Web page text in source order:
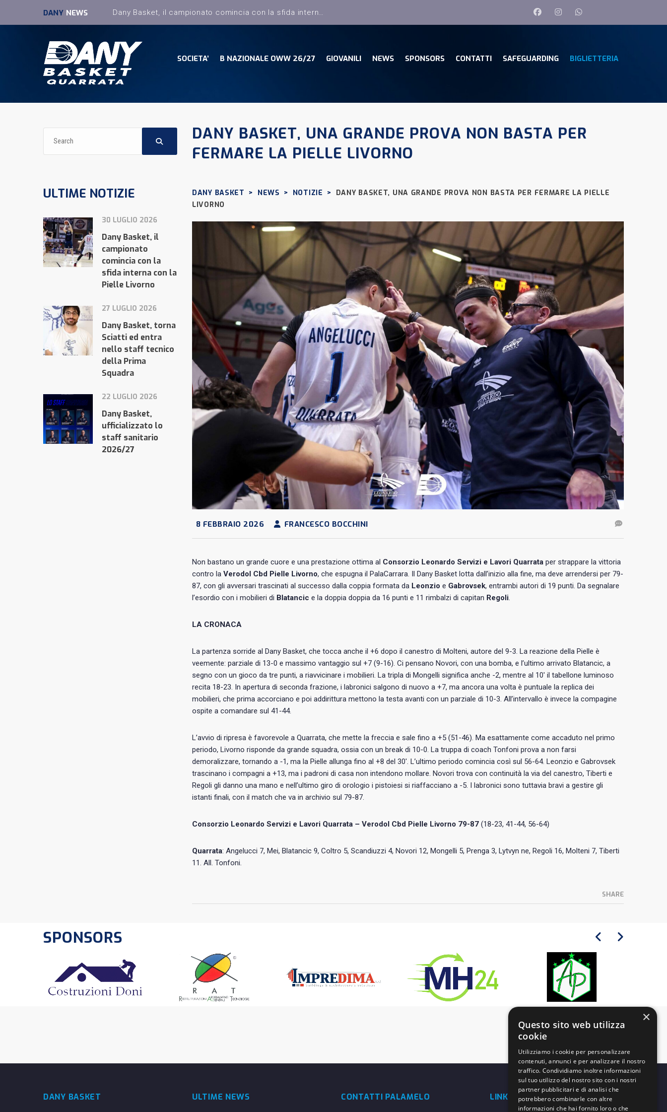
DANY NEWS
SOCIETA’ B NAZIONALE OWW 26/27 GIOVANILI NEWS SPONSORS CONTATTI SAFEGUARDING BIGLIETTERIA
DANY BASKET, UNA GRANDE PROVA NON BASTA PER
FERMARE LA PIELLE LIVORNO
DANY BASKET > NEWS > NOTIZIE >
DANY BASKET, UNA GRANDE PROVA NON BASTA PER FERMARE LA PIELLE
LIVORNO
8 FEBBRAIO 2026 FRANCESCO BOCCHINI
Non bastano un grande cuore e una prestazione ottima al Consorzio Leonardo Servizi e Lavori Quarrata per strappare la vittoria
contro la Verodol Cbd Pielle Livorno, che espugna il PalaCarrara. Il Dany Basket lotta dall’inizio alla fine, ma deve arrendersi per 79-
87, con gli avversari trascinati al successo dalla coppia formata da Leonzio e Gabrovsek, entrambi autori di 19 punti. Da segnalare
l’esordio con i mobilieri di Blatancic e la doppia doppia da 16 punti e 11 rimbalzi di capitan Regoli.
LA CRONACA
La partenza sorride al Dany Basket, che tocca anche il +6 dopo il canestro di Molteni, autore del 9-3. La reazione della Pielle è
veemente: parziale di 13-0 e massimo vantaggio sul +7 (9-16). Ci pensano Novori, con una bomba, e l’ultimo arrivato Blatancic, a
segno con un gioco da tre punti, a riavvicinare i mobilieri. La tripla di Mongelli significa anche -2, mentre al 10′ il tabellone luminoso
recita 18-23. In apertura di seconda frazione, i labronici salgono di nuovo a +7, ma ancora una volta è puntuale la replica dei
mobilieri, che prima accorciano e poi addirittura mettono la testa avanti con un parziale di 10-3. All’intervallo è invece la compagine
ospite a comandare sul 41-44.
L’avvio di ripresa è favorevole a Quarrata, che mette la freccia e sale fino a +5 (51-46). Ma esattamente come accaduto nel primo
periodo, Livorno risponde da grande squadra, ossia con un break di 10-0. La truppa di coach Tonfoni prova a non farsi
demoralizzare, tornando a -1, ma la Pielle allunga fino al +8 del 30′. L’ultimo periodo comincia così sul 56-64. Leonzio e Gabrovsek
trascinano i compagni a +13, ma i padroni di casa non intendono mollare. Novori trova con continuità la via del canestro, Tiberti e
Regoli gli danno una mano e nell’ultimo giro di orologio i pistoiesi si riaffacciano a -5. I labronici sono tuttavia bravi a gestire gli
istanti finali, con il match che va in archivio sul 79-87.
Consorzio Leonardo Servizi e Lavori Quarrata – Verodol Cbd Pielle Livorno 79-87 (18-23, 41-44, 56-64)
Quarrata: Angelucci 7, Mei, Blatancic 9, Coltro 5, Scandiuzzi 4, Novori 12, Mongelli 5, Prenga 3, Lytvyn ne, Regoli 16, Molteni 7, Tiberti
11. All. Tonfoni.
SHARE
ULTIME NOTIZIE
30 LUGLIO 2026
Dany Basket, il
campionato
comincia con la
sfida interna con la
Pielle Livorno
27 LUGLIO 2026
Dany Basket, torna
Sciatti ed entra
nello staff tecnico
della Prima
Squadra
22 LUGLIO 2026
Dany Basket,
ufficializzato lo
staff sanitario
2026/27
SPONSORS
DANY BASKET ULTIME NEWS CONTATTI PALAMELO LINK UTILI
×
Questo sito web utilizza
cookie
Utilizziamo i cookie per personalizzare
contenuti, annunci e per analizzare il nostro
traffico. Condividiamo inoltre informazioni
sul tuo utilizzo del nostro sito con i nostri
partner pubblicitari e di analisi che
potrebbero combinarle con altre
informazioni che hai fornito loro o che